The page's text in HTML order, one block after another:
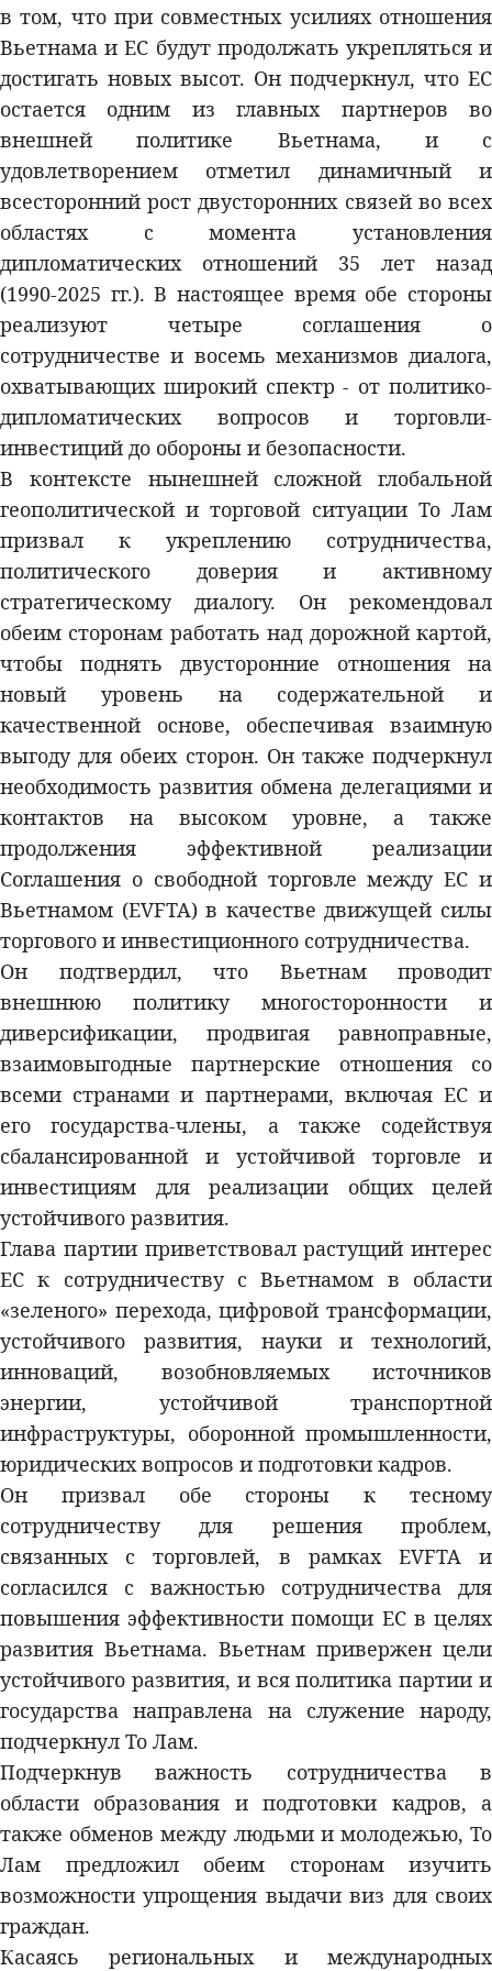
в том, что при совместных усилиях отношения
Вьетнама и ЕС будут продолжать укрепляться и
достигать новых высот. Он подчеркнул, что ЕС
остается одним из главных партнеров во
внешней политике Вьетнама, и с
удовлетворением отметил динамичный и
всесторонний рост двусторонних связей во всех
областях с момента установления
дипломатических отношений 35 лет назад
(1990-2025 гг.). В настоящее время обе стороны
реализуют четыре соглашения о
сотрудничестве и восемь механизмов диалога,
охватывающих широкий спектр - от политико-
дипломатических вопросов и торговли-
инвестиций до обороны и безопасности.
В контексте нынешней сложной глобальной
геополитической и торговой ситуации То Лам
призвал к укреплению сотрудничества,
политического доверия и активному
стратегическому диалогу. Он рекомендовал
обеим сторонам работать над дорожной картой,
чтобы поднять двусторонние отношения на
новый уровень на содержательной и
качественной основе, обеспечивая взаимную
выгоду для обеих сторон. Он также подчеркнул
необходимость развития обмена делегациями и
контактов на высоком уровне, а также
продолжения эффективной реализации
Соглашения о свободной торговле между ЕС и
Вьетнамом (EVFTA) в качестве движущей силы
торгового и инвестиционного сотрудничества.
Он подтвердил, что Вьетнам проводит
внешнюю политику многосторонности и
диверсификации, продвигая равноправные,
взаимовыгодные партнерские отношения со
всеми странами и партнерами, включая ЕС и
его государства-члены, а также содействуя
сбалансированной и устойчивой торговле и
инвестициям для реализации общих целей
устойчивого развития.
Глава партии приветствовал растущий интерес
ЕС к сотрудничеству с Вьетнамом в области
«зеленого» перехода, цифровой трансформации,
устойчивого развития, науки и технологий,
инноваций, возобновляемых источников
энергии, устойчивой транспортной
инфраструктуры, оборонной промышленности,
юридических вопросов и подготовки кадров.
Он призвал обе стороны к тесному
сотрудничеству для решения проблем,
связанных с торговлей, в рамках EVFTA и
согласился с важностью сотрудничества для
повышения эффективности помощи ЕС в целях
развития Вьетнама. Вьетнам привержен цели
устойчивого развития, и вся политика партии и
государства направлена на служение народу,
подчеркнул То Лам.
Подчеркнув важность сотрудничества в
области образования и подготовки кадров, а
также обменов между людьми и молодежью, То
Лам предложил обеим сторонам изучить
возможности упрощения выдачи виз для своих
граждан.
Касаясь региональных и международных